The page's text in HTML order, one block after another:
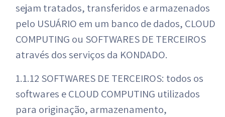
sejam tratados, transferidos e armazenados
pelo USUÁRIO em um banco de dados, CLOUD
COMPUTING ou SOFTWARES DE TERCEIROS
através dos serviços da KONDADO.
1.1.12 SOFTWARES DE TERCEIROS: todos os
softwares e CLOUD COMPUTING utilizados
para originação, armazenamento,